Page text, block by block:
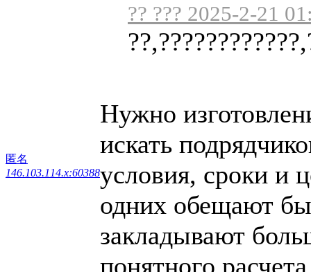
匿名
146.103.114.x:60388
?? ??? 2025-2-21
Нужно
искать
условия, сроки и
одних обещают
закладывают
понятного